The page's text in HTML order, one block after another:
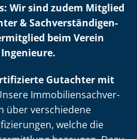
Wir sind zudem Mitglied
& Sach­ver­stän­di­gen­
beim Verein
Gutachter mit
Im­mo­bi­li­en­sach­ver­
über verschiedene
welche die